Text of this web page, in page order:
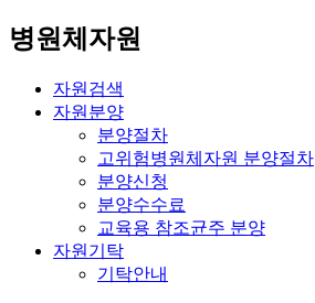
병원체자원
자원검색
자원분양
분양절차
고위험병원체자원 분양절차
분양신청
분양수수료
교육용 참조균주 분양
자원기탁
기탁안내